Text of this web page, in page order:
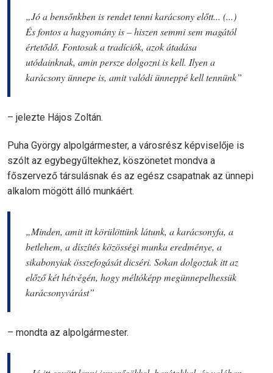
„Jó a bensőnkben is rendet tenni karácsony előtt... (...)
És fontos a hagyomány is – hiszen semmi sem magától
értetődő. Fontosak a tradíciók, azok átadása
utódainknak, amin persze dolgozni is kell. Ilyen a
karácsony ünnepe is, amit valódi ünneppé kell tennünk”
– jelezte Hájos Zoltán.
Puha György alpolgármester, a városrész képviselője is
szólt az egybegyűltekhez, köszönetet mondva a
főszervező társulásnak és az egész csapatnak az ünnepi
alkalom mögött álló munkáért.
„Minden, amit itt körülöttünk látunk, a karácsonyfa, a
betlehem, a díszítés közösségi munka eredménye, a
sikabonyiak összefogását dicséri. Sokan dolgoztak itt az
előző két hétvégén, hogy méltóképp megünnepelhessük
karácsonyvárást”
– mondta az alpolgármester.